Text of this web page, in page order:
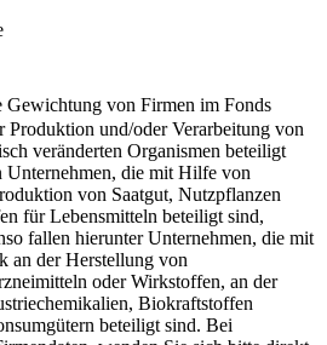
Gewichtung von Firmen im Fonds
Produktion und/oder Verarbeitung von
veränderten Organismen beteiligt
Unternehmen, die mit Hilfe von
von Saatgut, Nutzpflanzen
für Lebensmitteln beteiligt sind,
fallen hierunter Unternehmen, die mit
an der Herstellung von
oder Wirkstoffen, an der
Biokraftstoffen
beteiligt sind. Bei